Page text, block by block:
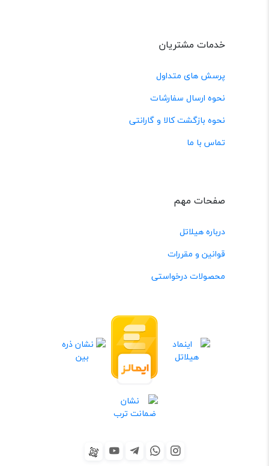
خدمات مشتریان
پرسش های متداول
نحوه ارسال سفارشات
نحوه بازگشت کالا و گارانتی
تماس با ما
صفحات مهم
درباره هیلاتل
قوانین و مقررات
محصولات درخواستی